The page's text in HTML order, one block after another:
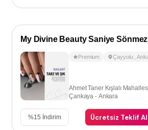
My Divine Beauty Saniye Sönmez
Premium Çayyolu ,
Ahmet Taner Kışlalı
Çankaya - Ankara
%15 İndirim Ücretsiz Teklif Al